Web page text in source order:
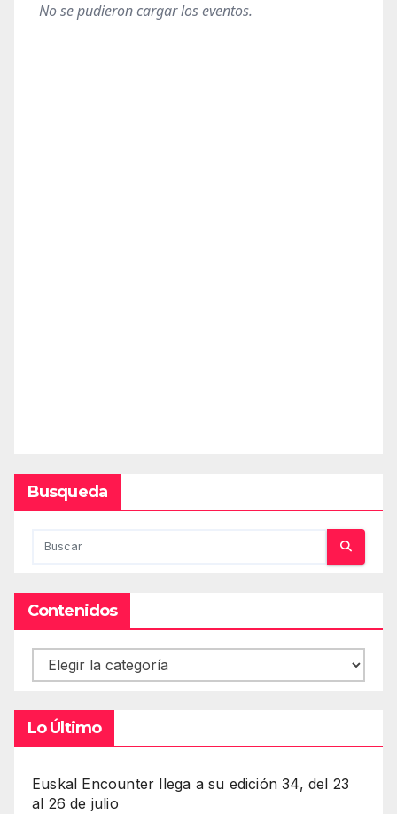
Busqueda
Contenidos
Contenidos
Lo Último
Euskal Encounter llega a su edición 34, del 23
al 26 de julio